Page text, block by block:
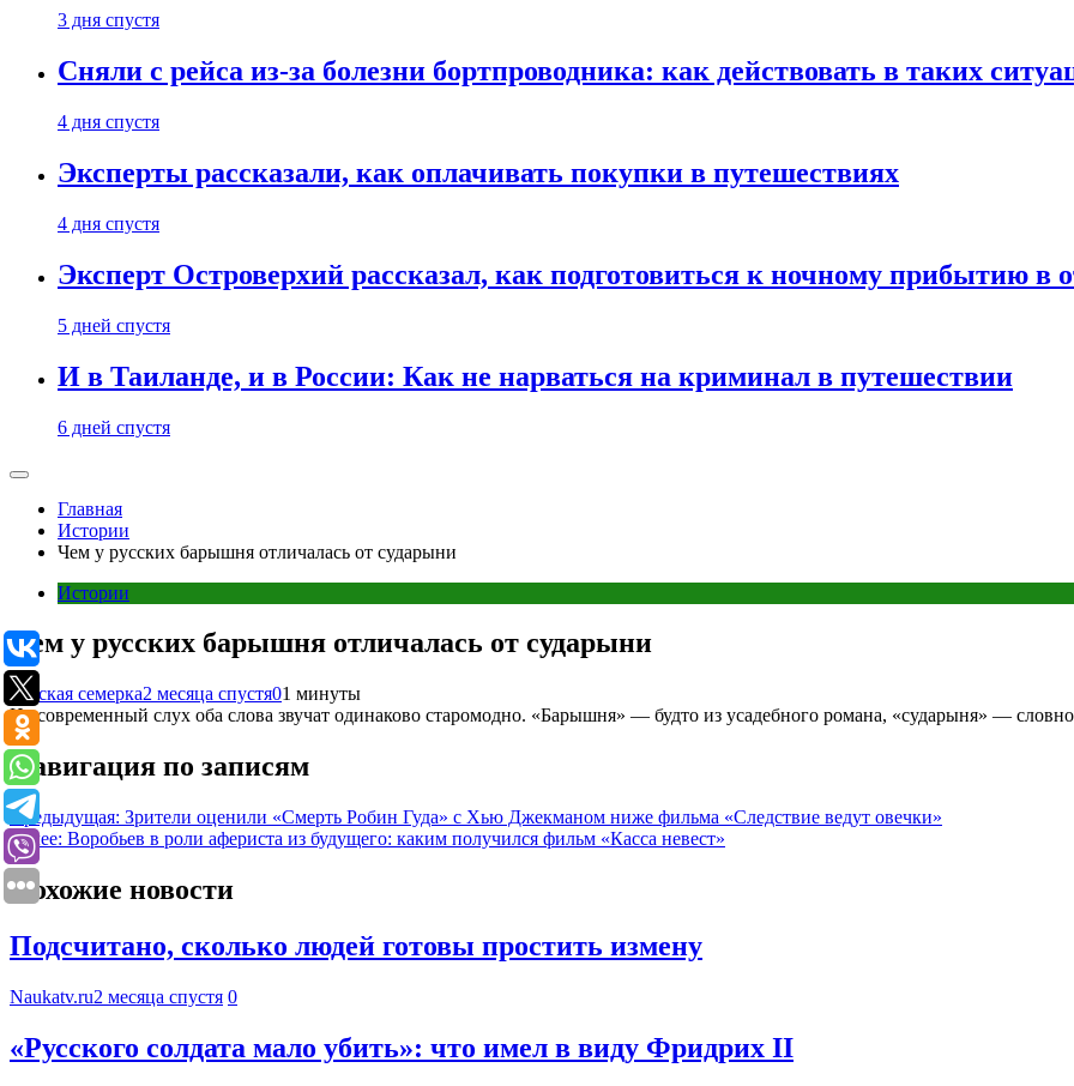
3 дня спустя
Сняли с рейса из-за болезни бортпроводника: как действовать в таких
4 дня спустя
Эксперты рассказали, как оплачивать покупки в путешествиях
4 дня спустя
Эксперт Островерхий рассказал, как подготовиться к ночному прибытию в
5 дней спустя
И в Таиланде, и в России: Как не нарваться на криминал в путешествии
6 дней спустя
Главная
Истории
Чем у русских барышня отличалась от сударыни
Истории
Чем у русских барышня отличалась от сударыни
Русская семерка2 месяца спустя01 минуты
На современный слух оба слова звучат одинаково старомодно. «Барышня» — будто из усадебного романа, «сударыня» —
Навигация по записям
Предыдущая: Зрители оценили «Смерть Робин Гуда» с Хью Джекманом ниже фильма «Следствие ведут овечки»
Далее: Воробьев в роли афериста из будущего: каким получился фильм «Касса невест»
Похожие новости
Подсчитано, сколько людей готовы простить измену
Naukatv.ru2 месяца спустя 0
«Русского солдата мало убить»: что имел в виду Фридрих II